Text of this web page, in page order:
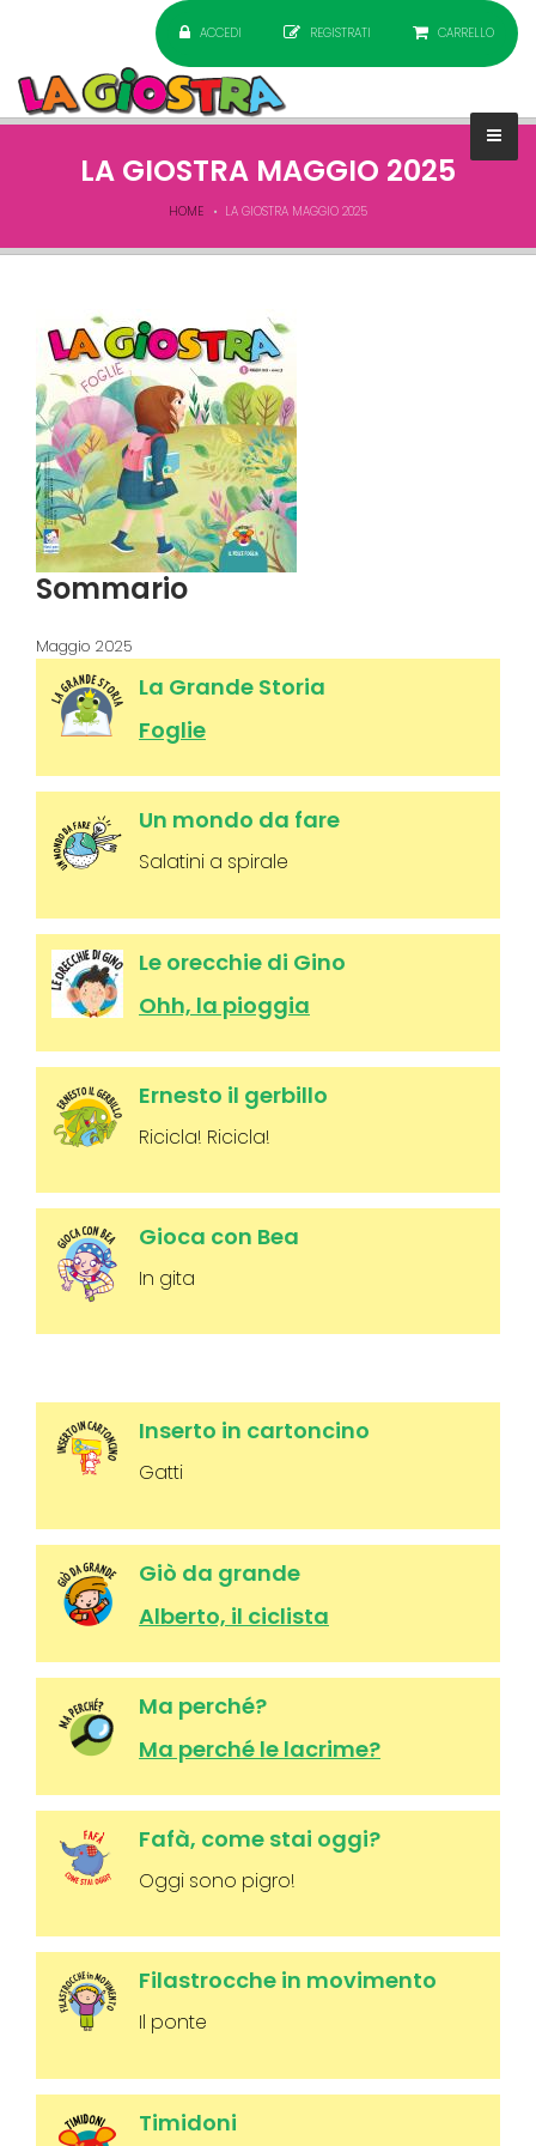
ACCEDI REGISTRATI CARRELLO
LA GIOSTRA MAGGIO 2025
HOME LA GIOSTRA MAGGIO 2025
Sommario
Maggio 2025
La Grande Storia
Foglie
Un mondo da fare
Salatini a spirale
Le orecchie di Gino
Ohh, la pioggia
Ernesto il gerbillo
Ricicla! Ricicla!
Gioca con Bea
In gita
Inserto in cartoncino
Gatti
Giò da grande
Alberto, il ciclista
Ma perché?
Ma perché le lacrime?
Fafà, come stai oggi?
Oggi sono pigro!
Filastrocche in movimento
Il ponte
Timidoni